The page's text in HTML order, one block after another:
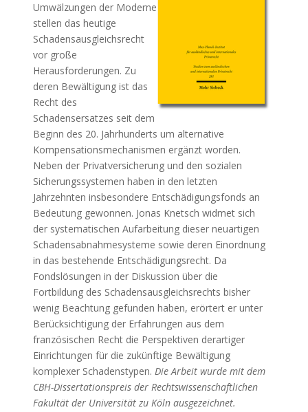
Umwälzungen der Moderne
stellen das heutige
Schadensausgleichsrecht
vor große
Herausforderungen. Zu
deren Bewältigung ist das
Recht des
Schadensersatzes seit dem
Beginn des 20. Jahrhunderts um alternative
Kompensationsmechanismen ergänzt worden.
Neben der Privatversicherung und den sozialen
Sicherungssystemen haben in den letzten
Jahrzehnten insbesondere Entschädigungsfonds an
Bedeutung gewonnen. Jonas Knetsch widmet sich
der systematischen Aufarbeitung dieser neuartigen
Schadensabnahmesysteme sowie deren Einordnung
in das bestehende Entschädigungsrecht. Da
Fondslösungen in der Diskussion über die
Fortbildung des Schadensausgleichsrechts bisher
wenig Beachtung gefunden haben, erörtert er unter
Berücksichtigung der Erfahrungen aus dem
französischen Recht die Perspektiven derartiger
Einrichtungen für die zukünftige Bewältigung
komplexer Schadenstypen. Die Arbeit wurde mit dem
CBH-Dissertationspreis der Rechtswissenschaftlichen
Fakultät der Universität zu Köln ausgezeichnet.